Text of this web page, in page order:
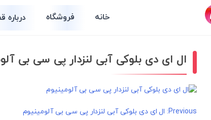
خانه فروشگاه درباره
ال ای دی بلوکی آبی لنزدار پی سی بی
راهبری
Previous: ال ای دی بلوکی آبی لنزدار پی سی بی آلومینیوم